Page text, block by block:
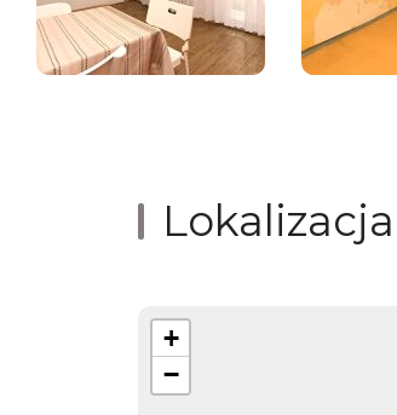
Lokalizacja
+
−